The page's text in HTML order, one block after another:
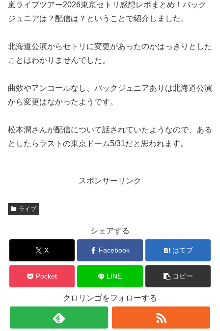
嵐ライブツアー2026東京セトリ感想レポまとめ！バック
ジュニアは？配信は？ということで紹介しました。
北海道公演からセトリに変更があったのかはっきりとした
ことはわかりませんでした。
曲数やアンコールなし、バックジュニアありは北海道公演
から変更はなかったようです。
松本潤さんが配信について話されていたようなので、ある
としたらラストの東京ドーム5/31だと思われます。
スポンサーリンク
ライブ
シェアする
X Facebook はてブ
Pocket LINE コピー
クロリンゴをフォローする